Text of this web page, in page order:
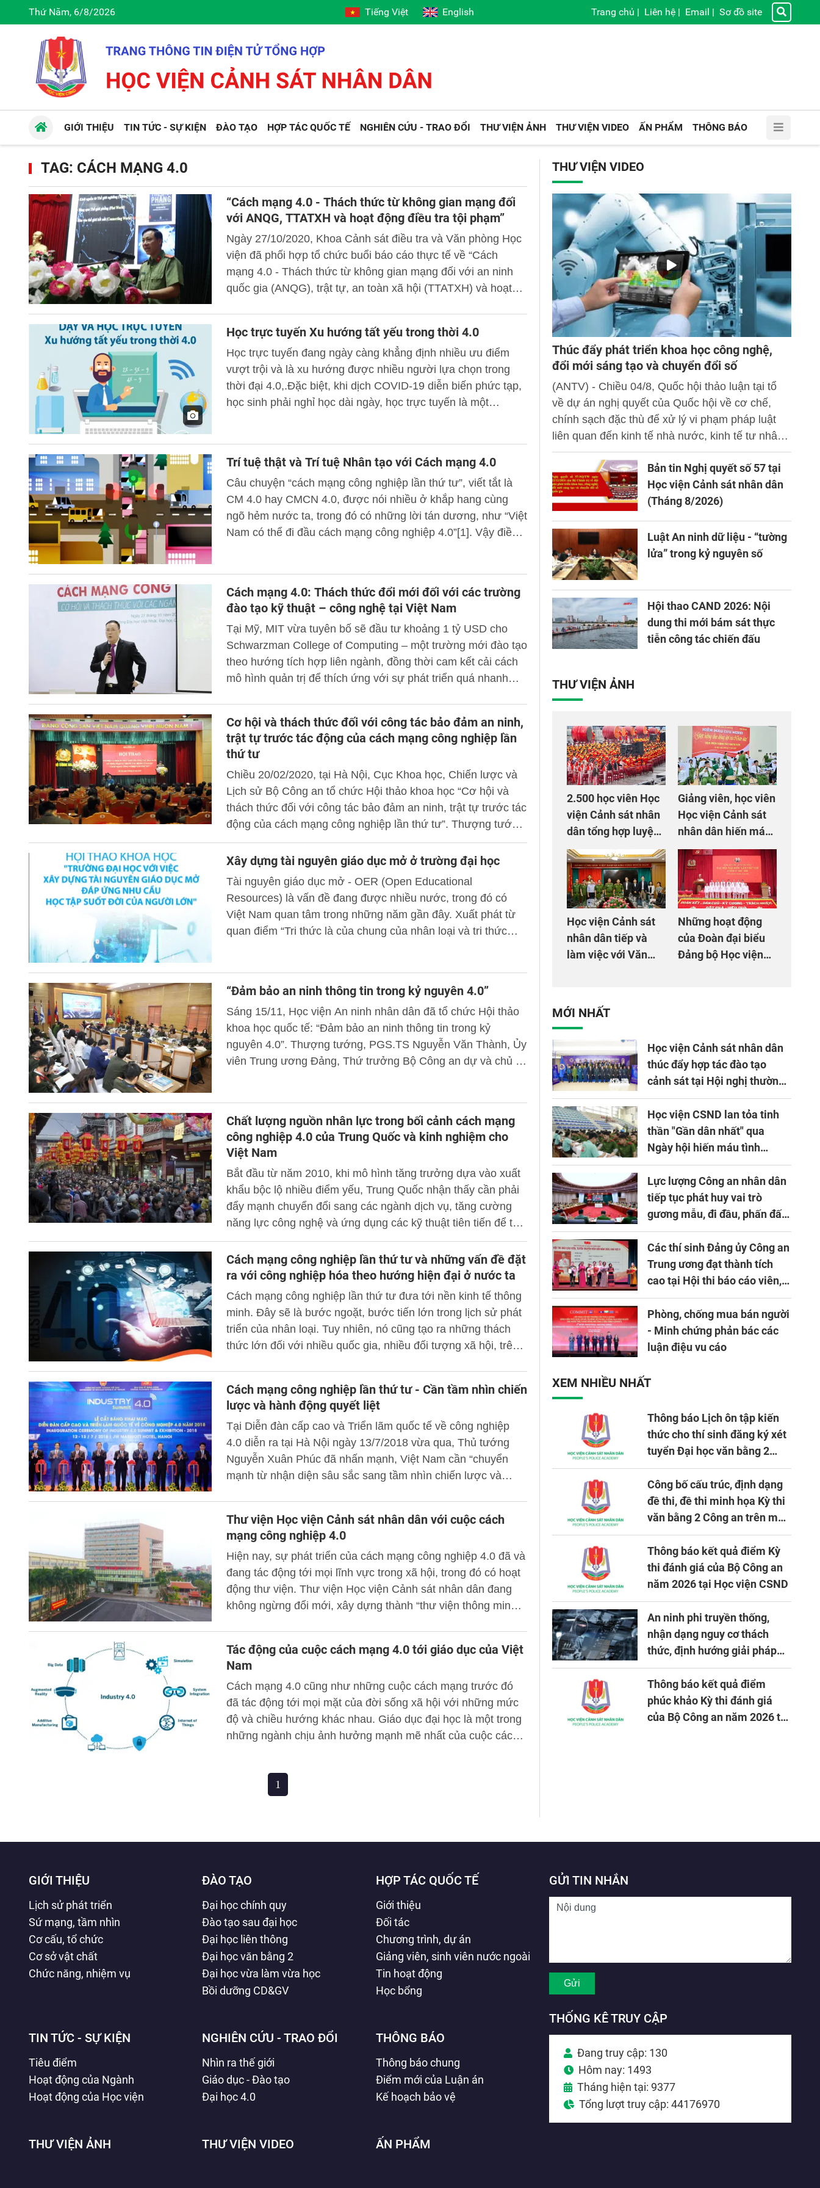
Thứ Năm, 6/8/2026 Tiếng Việt English Trang chủ | Liên hệ | Email | Sơ đồ site
GIỚI THIỆU TIN TỨC - SỰ KIỆN ĐÀO TẠO HỢP TÁC QUỐC TẾ NGHIÊN CỨU - TRAO ĐỔI THƯ VIỆN ẢNH THƯ VIỆN VIDEO ẤN PHẨM THÔNG BÁO
TAG: CÁCH MẠNG 4.0
“Cách mạng 4.0 - Thách thức từ không gian mạng đối
với ANQG, TTATXH và hoạt động điều tra tội phạm”
Ngày 27/10/2020, Khoa Cảnh sát điều tra và Văn phòng Học
viện đã phối hợp tổ chức buổi báo cáo thực tế về “Cách
mạng 4.0 - Thách thức từ không gian mạng đối với an ninh
quốc gia (ANQG), trật tự, an toàn xã hội (TTATXH) và hoạt
Học trực tuyến Xu hướng tất yếu trong thời 4.0
Học trực tuyến đang ngày càng khẳng định nhiều ưu điểm
vượt trội và là xu hướng được nhiều người lựa chọn trong
thời đại 4.0,.Đặc biệt, khi dịch COVID-19 diễn biến phức tạp,
học sinh phải nghỉ học dài ngày, học trực tuyến là một
Trí tuệ thật và Trí tuệ Nhân tạo với Cách mạng 4.0
Câu chuyện “cách mạng công nghiệp lần thứ tư”, viết tắt là
CM 4.0 hay CMCN 4.0, được nói nhiều ở khắp hang cùng
ngõ hẻm nước ta, trong đó có những lời tán dương, như “Việt
Nam có thể đi đầu cách mạng công nghiệp 4.0”[1]. Vậy điều
Cách mạng 4.0: Thách thức đổi mới đối với các trường
đào tạo kỹ thuật – công nghệ tại Việt Nam
Tại Mỹ, MIT vừa tuyên bố sẽ đầu tư khoảng 1 tỷ USD cho
Schwarzman College of Computing – một trường mới đào tạo
theo hướng tích hợp liên ngành, đồng thời cam kết cải cách
mô hình quản trị để thích ứng với sự phát triển quá nhanh
Cơ hội và thách thức đối với công tác bảo đảm an ninh,
trật tự trước tác động của cách mạng công nghiệp lần
thứ tư
Chiều 20/02/2020, tại Hà Nội, Cục Khoa học, Chiến lược và
Lịch sử Bộ Công an tổ chức Hội thảo khoa học “Cơ hội và
thách thức đối với công tác bảo đảm an ninh, trật tự trước tác
động của cách mạng công nghiệp lần thứ tư”. Thượng tướng,
PGS.TS Nguyễn Văn Thành, Ủy viên Trung ương Đảng, Thứ
trưởng Bộ Công an dự và phát biểu chỉ đạo.
Xây dựng tài nguyên giáo dục mở ở trường đại học
Tài nguyên giáo dục mở - OER (Open Educational
Resources) là vấn đề đang được nhiều nước, trong đó có
Việt Nam quan tâm trong những năm gần đây. Xuất phát từ
quan điểm “Tri thức là của chung của nhân loại và tri thức
“Đảm bảo an ninh thông tin trong kỷ nguyên 4.0”
Sáng 15/11, Học viện An ninh nhân dân đã tổ chức Hội thảo
khoa học quốc tế: “Đảm bảo an ninh thông tin trong kỷ
nguyên 4.0”. Thượng tướng, PGS.TS Nguyễn Văn Thành, Ủy
viên Trung ương Đảng, Thứ trưởng Bộ Công an dự và chủ trì
Chất lượng nguồn nhân lực trong bối cảnh cách mạng
công nghiệp 4.0 của Trung Quốc và kinh nghiệm cho
Việt Nam
Bắt đầu từ năm 2010, khi mô hình tăng trưởng dựa vào xuất
khẩu bộc lộ nhiều điểm yếu, Trung Quốc nhận thấy cần phải
đẩy mạnh chuyển đổi sang các ngành dịch vụ, tăng cường
năng lực công nghệ và ứng dụng các kỹ thuật tiên tiến để tạo
động lực mới cho tăng trưởng. Hiện nay, Chính phủ nước
này đưa ra nhiều giải pháp cải thiện năng lực và đẩy mạnh
các ngành công nghệ cao để bắt kịp cuộc cách mạng 4.0 và
nâng cao chất lượng lao động nhằm thực hiện mục tiêu trên.
Cách mạng công nghiệp lần thứ tư và những vấn đề đặt
ra với công nghiệp hóa theo hướng hiện đại ở nước ta
Cách mạng công nghiệp lần thứ tư đưa tới nền kinh tế thông
minh. Đây sẽ là bước ngoặt, bước tiến lớn trong lịch sử phát
triển của nhân loại. Tuy nhiên, nó cũng tạo ra những thách
thức lớn đối với nhiều quốc gia, nhiều đối tượng xã hội, trên
nhiên, lao động phổ thông giá rẻ ngày càng mất lợi thế. Việc
làm rõ những vấn đề đặt ra và đưa ra những định hướng cho
quá trình công nghiệp hóa, hiện đại hóa ở Việt Nam trong bối
cảnh cách mạng công nghiệp lần thứ tư thời gian tới là cấp
bách và thiết thực.
Cách mạng công nghiệp lần thứ tư - Cần tầm nhìn chiến
lược và hành động quyết liệt
Tại Diễn đàn cấp cao và Triển lãm quốc tế về công nghiệp
4.0 diễn ra tại Hà Nội ngày 13/7/2018 vừa qua, Thủ tướng
Nguyễn Xuân Phúc đã nhấn mạnh, Việt Nam cần “chuyển
mạnh từ nhận diện sâu sắc sang tầm nhìn chiến lược và
trong khu vực và thế giới.
Thư viện Học viện Cảnh sát nhân dân với cuộc cách
mạng công nghiệp 4.0
Hiện nay, sự phát triển của cách mạng công nghiệp 4.0 đã và
đang tác động tới mọi lĩnh vực trong xã hội, trong đó có hoạt
động thư viện. Thư viện Học viện Cảnh sát nhân dân đang
không ngừng đổi mới, xây dựng thành “thư viện thông minh”
đánh giá hoạt động của Thư viện trong thời gian qua và đề
xuất một số giải pháp nhằm đổi mới phương thức quản lý,
điều hành hoạt động của thư viện và ứng dụng công nghệ
thông tin, xây dựng thư viện điện tử.
Tác động của cuộc cách mạng 4.0 tới giáo dục của Việt
Nam
Cách mạng 4.0 cũng như những cuộc cách mạng trước đó
đã tác động tới mọi mặt của đời sống xã hội với những mức
độ và chiều hướng khác nhau. Giáo dục đại học là một trong
những ngành chịu ảnh hưởng mạnh mẽ nhất của cuộc cách
Bài viết này đề cập đến một số tác động của cuộc cách mạng
1
THƯ VIỆN VIDEO
Thúc đẩy phát triển khoa học công nghệ,
đổi mới sáng tạo và chuyển đổi số
(ANTV) - Chiều 04/8, Quốc hội thảo luận tại tổ
về dự án nghị quyết của Quốc hội về cơ chế,
chính sạch đặc thù để xử lý vi phạm pháp luật
liên quan đến kinh tế nhà nước, kinh tế tư nhân
và ứng dụng khoa học công nghệ, đổi mới sáng
tạo và chuyển đổi số.Bản tin Nghị quyết số 57 tại
Học viện Cảnh sát nhân dân
(Tháng 8/2026)
Luật An ninh dữ liệu - “tường
lửa” trong kỷ nguyên số
Hội thao CAND 2026: Nội
dung thi mới bám sát thực
tiễn công tác chiến đấu
THƯ VIỆN ẢNH
2.500 học viên Học
viện Cảnh sát nhân
dân tổng hợp luyện
màn Trống hội chào
mừng Đại hội Đảng
Giảng viên, học viên
Học viện Cảnh sát
nhân dân hiến máu
giúp dân và đồng
đội
Học viện Cảnh sát
nhân dân tiếp và
làm việc với Văn
Bản tại Việt Nam
Những hoạt động
của Đoàn đại biểu
Đảng bộ Học viện
- 2030
MỚI NHẤT
Học viện Cảnh sát nhân dân
thúc đẩy hợp tác đào tạo
cảnh sát tại Hội nghị thường
niên lần thứ 10 của Hiệp hội
APTA
Học viện CSND lan tỏa tinh
thần "Gần dân nhất" qua
Ngày hội hiến máu tình
nguyện
Lực lượng Công an nhân dân
tiếp tục phát huy vai trò
gương mẫu, đi đầu, phấn đấu
hoàn thành xuất sắc mọi
nhiệm vụ được giao
Các thí sinh Đảng ủy Công an
Trung ương đạt thành tích
cao tại Hội thi báo cáo viên,
tuyên truyền viên giỏi khu
vực II năm 2026
Phòng, chống mua bán người
- Minh chứng phản bác các
luận điệu vu cáo
XEM NHIỀU NHẤT
Thông báo Lịch ôn tập kiến
thức cho thí sinh đăng ký xét
tuyển Đại học văn bằng 2
tuyển mới, mở tại Học viện
CSND năm học 2026 - 2027
Công bố cấu trúc, định dạng
đề thi, đề thi minh họa Kỳ thi
văn bằng 2 Công an trên máy
tính
Thông báo kết quả điểm Kỳ
thi đánh giá của Bộ Công an
năm 2026 tại Học viện CSND
An ninh phi truyền thống,
nhận dạng nguy cơ thách
thức, định hướng giải pháp
đảm bảo an ninh quốc gia
trong tình hình hiện nay
Thông báo kết quả điểm
phúc khảo Kỳ thi đánh giá
của Bộ Công an năm 2026 tại
GIỚI THIỆU
Lịch sử phát triển
Sứ mạng, tầm nhìn
Cơ cấu, tổ chức
Cơ sở vật chất
Chức năng, nhiệm vụ
ĐÀO TẠO
Đại học chính quy
Đào tạo sau đại học
Đại học liên thông
Đại học văn bằng 2
Đại học vừa làm vừa học
Bồi dưỡng CD&GV
HỢP TÁC QUỐC TẾ
Giới thiệu
Đối tác
Chương trình, dự án
Giảng viên, sinh viên nước ngoài
Tin hoạt động
Học bổng
TIN TỨC - SỰ KIỆN
Tiêu điểm
Hoạt động của Ngành
Hoạt động của Học viện
NGHIÊN CỨU - TRAO ĐỔI
Nhìn ra thế giới
Giáo dục - Đào tạo
Đại học 4.0
THÔNG BÁO
Thông báo chung
Điểm mới của Luận án
Kế hoạch bảo vệ
THƯ VIỆN ẢNH THƯ VIỆN VIDEO ẤN PHẨM
GỬI TIN NHẮN
THỐNG KÊ TRUY CẬP
Đang truy cập: 130
Hôm nay: 1493
Tháng hiện tại: 9377
Tổng lượt truy cập: 44176970